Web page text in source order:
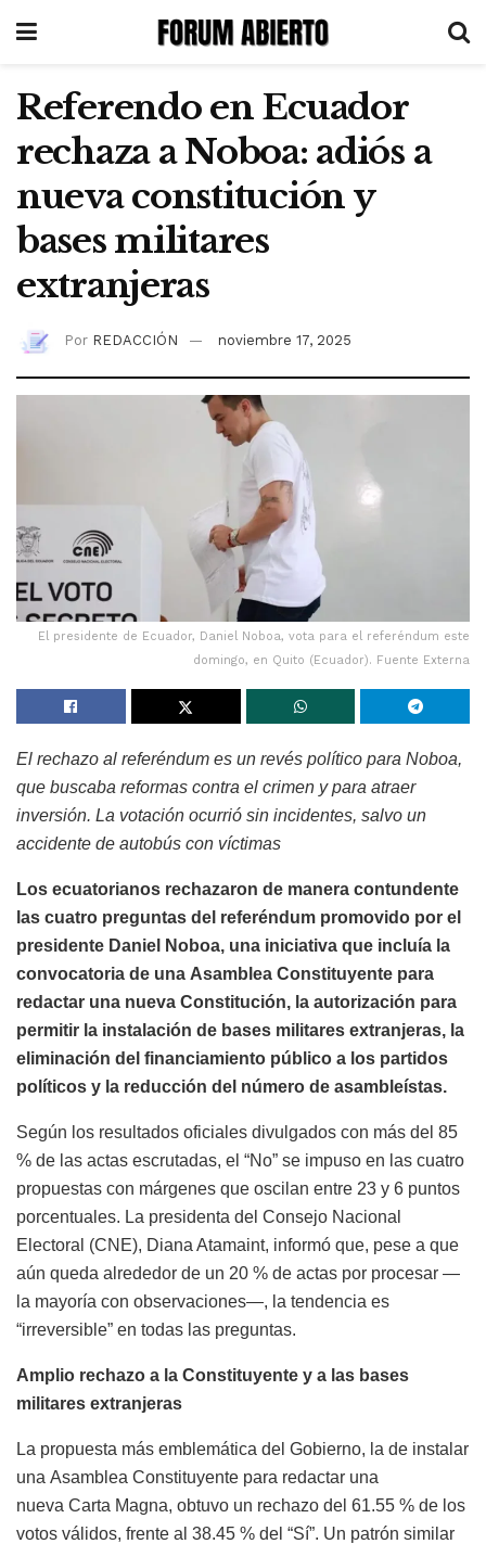
Referendo en Ecuador
rechaza a Noboa: adiós a
nueva constitución y
bases militares
extranjeras
Por REDACCIÓN noviembre 17, 2025
El presidente de Ecuador, Daniel Noboa, vota para el referéndum este
domingo, en Quito (Ecuador). Fuente Externa
El rechazo al referéndum es un revés político para Noboa,
que buscaba reformas contra el crimen y para atraer
inversión. La votación ocurrió sin incidentes, salvo un
accidente de autobús con víctimas
Los ecuatorianos rechazaron de manera contundente
las cuatro preguntas del referéndum promovido por el
presidente Daniel Noboa, una iniciativa que incluía la
convocatoria de una Asamblea Constituyente para
redactar una nueva Constitución, la autorización para
permitir la instalación de bases militares extranjeras, la
eliminación del financiamiento público a los partidos
políticos y la reducción del número de asambleístas.
Según los resultados oficiales divulgados con más del 85
% de las actas escrutadas, el “No” se impuso en las cuatro
propuestas con márgenes que oscilan entre 23 y 6 puntos
porcentuales. La presidenta del Consejo Nacional
Electoral (CNE), Diana Atamaint, informó que, pese a que
aún queda alrededor de un 20 % de actas por procesar —
la mayoría con observaciones—, la tendencia es
“irreversible” en todas las preguntas.
Amplio rechazo a la Constituyente y a las bases
militares extranjeras
La propuesta más emblemática del Gobierno, la de instalar
una Asamblea Constituyente para redactar una
nueva Carta Magna, obtuvo un rechazo del 61.55 % de los
votos válidos, frente al 38.45 % del “Sí”. Un patrón similar